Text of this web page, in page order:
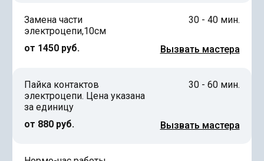
Замена части
электроцепи,10см
от 1450 руб.
30 - 40 мин.
Вызвать мастера
Пайка контактов
электроцепи. Цена указана
за единицу
от 880 руб.
30 - 60 мин.
Вызвать мастера